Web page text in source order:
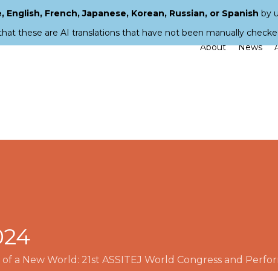
About News
of a New World: 21st ASSITEJ World Congress and
French, Japanese, Korean, Russian, or Spanish by
these are AI translations that have not been manually